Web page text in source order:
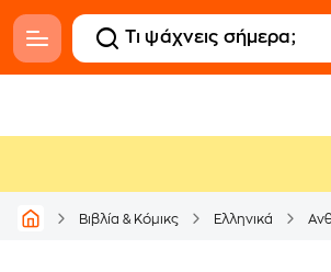
Βιβλία & Κόμικς Ελληνικά